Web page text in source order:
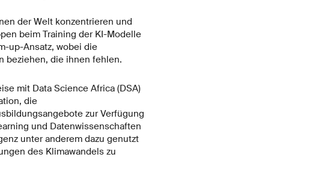
der Welt konzentrieren und
beim Training der KI-Modelle
up-Ansatz, wobei die
beziehen, die ihnen fehlen.
mit Data Science Africa (DSA)
die
zur Verfügung
und Datenwissenschaften
unter anderem dazu genutzt
des Klimawandels zu